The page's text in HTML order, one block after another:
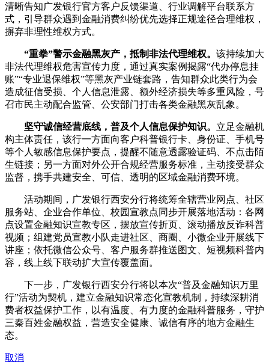
清晰告知广发银行官方客户反馈渠道、行业调解平台联系方
式，引导群众遇到金融消费纠纷优先选择正规途径合理维权，
摒弃非理性维权方式。
“重拳”警示金融黑灰产，抵制非法代理维权。 该持续加大
非法代理维权危害宣传力度，通过真实案例揭露“代办停息挂
账”“专业退保维权”等黑灰产业链套路，告知群众此类行为会
造成征信受损、个人信息泄露、额外经济损失等多重风险，号
召市民主动配合监管、公安部门打击各类金融黑灰乱象。
坚守诚信经营底线，普及个人信息保护知识。 立足金融机
构主体责任，该行一方面向客户科普银行卡、身份证、手机号
等个人敏感信息保护要点，提醒不随意透露验证码、不点击陌
生链接；另一方面对外公开合规经营服务标准，主动接受群众
监督，携手共建安全、可信、透明的区域金融消费环境。
活动期间，广发银行西安分行将统筹全辖营业网点、社区
服务站、企业合作单位、校园宣教点同步开展落地活动：各网
点设置金融知识宣教专区，摆放宣传折页、滚动播放反诈科普
视频；组建党员宣教小队走进社区、商圈、小微企业开展线下
讲座；依托微信公众号、客户服务群推送图文、短视频科普内
容，线上线下联动扩大宣传覆盖面。
下一步，广发银行西安分行将以本次“普及金融知识万里
行”活动为契机，建立金融知识常态化宣教机制，持续深耕消
费者权益保护工作，以有温度、有力度的金融科普服务，守护
三秦百姓金融权益，营造安全健康、诚信有序的地方金融生
态。
取消